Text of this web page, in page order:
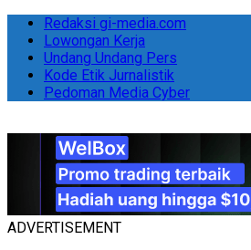
Redaksi gi-media.com
Lowongan Kerja
Undang Undang Pers
Kode Etik Jurnalistik
Pedoman Media Cyber
ADVERTISEMENT